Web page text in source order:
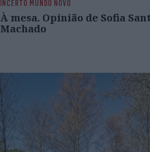
INCERTO MUNDO NOVO
À mesa. Opinião de Sofia
Machado